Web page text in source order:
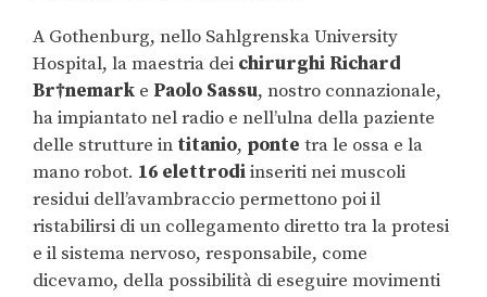
A Gothenburg, nello Sahlgrenska University
Hospital, la maestria dei chirurghi Richard
Br†nemark e Paolo Sassu, nostro connazionale,
ha impiantato nel radio e nell’ulna della paziente
delle strutture in titanio, ponte tra le ossa e la
mano robot. 16 elettrodiinseriti nei muscoli
residui dell’avambraccio permettono poi il
ristabilirsi di un collegamento diretto tra la protesi
e il sistema nervoso, responsabile, come
dicevamo, della possibilità di eseguire movimenti